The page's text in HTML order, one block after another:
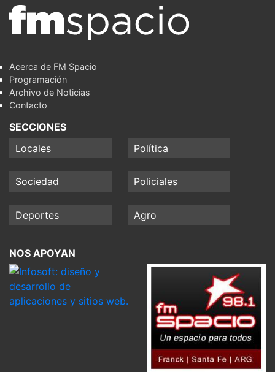
Acerca de FM Spacio
Programación
Archivo de Noticias
Contacto
SECCIONES
Locales
Política
Sociedad Policiales
Deportes Agro
NOS APOYAN